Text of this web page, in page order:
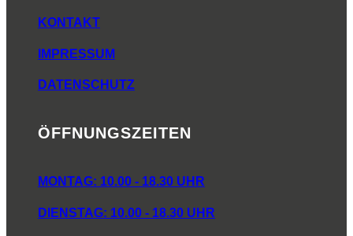
KONTAKT
IMPRESSUM
DATENSCHUTZ
ÖFFNUNGSZEITEN
MONTAG: 10.00 - 18.30 UHR
DIENSTAG: 10.00 - 18.30 UHR